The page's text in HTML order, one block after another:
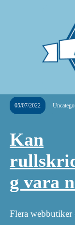
05/07/2022
Kan
g vara
Flera webbutiker